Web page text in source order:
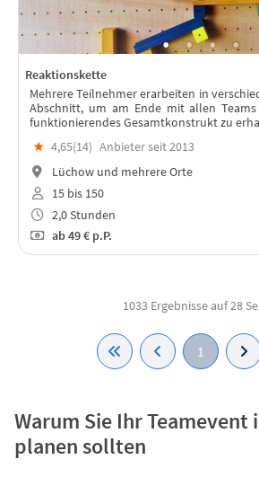
Reaktionskette
Mehrere Teilnehmer erarbeiten in
Abschnitt, um am Ende mit allen Teams
funktionierendes Gesamtkonstrukt zu
★ 4,65(14) Anbieter seit 2013
Lüchow und mehrere Orte
15 bis 150
2,0 Stunden
ab49 € p.P.
1033 Ergebnisse auf 28
1
Warum Sie Ihr Teamevent
planen sollten